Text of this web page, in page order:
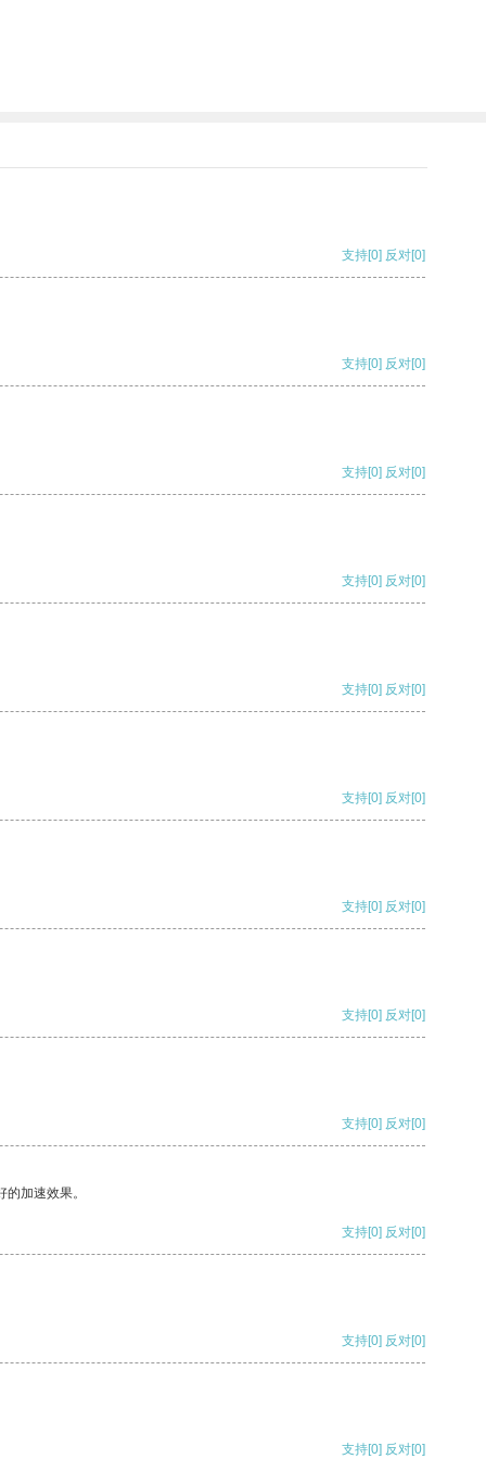
支持[0] 反对[0]
支持[0] 反对[0]
支持[0] 反对[0]
支持[0] 反对[0]
支持[0] 反对[0]
支持[0] 反对[0]
支持[0] 反对[0]
支持[0] 反对[0]
支持[0] 反对[0]
加速效果。
支持[0] 反对[0]
支持[0] 反对[0]
支持[0] 反对[0]